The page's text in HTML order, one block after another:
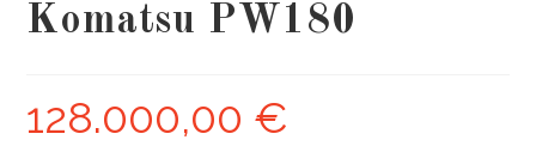
Komatsu PW180
128.000,00 €